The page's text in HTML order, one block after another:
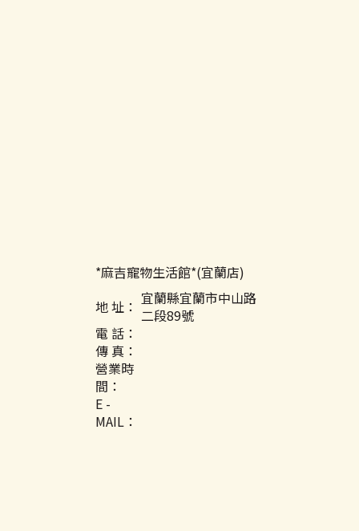
*麻吉寵物生活館*(宜蘭店)
地 址： 宜蘭縣宜蘭市中山路
二段89號
電 話：
傳 真：
營業時
間：
E -
MAIL：